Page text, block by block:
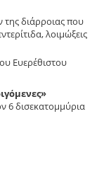
διάρροιας που
λοιμώξεις
Ευερέθιστου
6 δισεκατομμύρια